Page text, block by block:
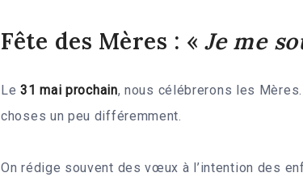
Fête des Mères : «Je me
Le31 mai prochain, nous célébrerons les
choses un peu différemment.
On rédige souvent des vœux à l’intention des